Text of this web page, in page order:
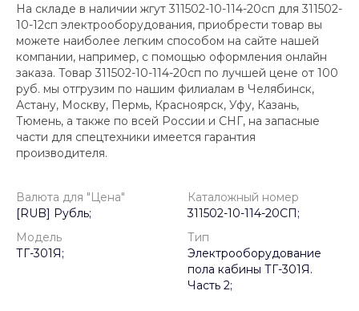
На складе в наличии жгут 311502-10-114-20сп для 311502-
10-12сп электрооборудования, приобрести товар вы
можете наиболее легким способом на сайте нашей
компании, например, с помощью оформления онлайн
заказа. Товар 311502-10-114-20сп по лучшей цене от 100
руб. мы отгрузим по нашим филиалам в Челябинск,
Астану, Москву, Пермь, Красноярск, Уфу, Казань,
Тюмень, а также по всей России и СНГ, на запасные
части для спецтехники имеется гарантия
производителя.
Валюта для "Цена"
[RUB] Рубль;
Каталожный номер
311502-10-114-20СП;
Модель
ТГ-301Я;
Тип
Электрооборудование
пола кабины ТГ-301Я.
Часть 2;